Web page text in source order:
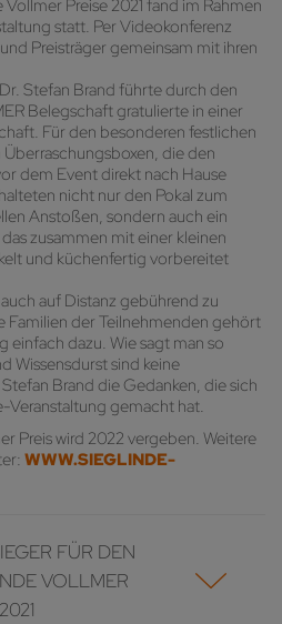
Preise 2021 fand im Rahmen
statt. Per Videokonferenz
Preisträger gemeinsam mit ihren
Stefan Brand führte durch den
Belegschaft gratulierte in einer
Für den besonderen festlichen
die den
dem Event direkt nach Hause
nicht nur den Pokal zum
Anstoßen, sondern auch ein
zusammen mit einer kleinen
und küchenfertig vorbereitet
auf Distanz gebührend zu
Familien der Teilnehmenden gehört
einfach dazu. Wie sagt man so
Wissensdurst sind keine
Brand die Gedanken, die sich
Veranstaltung gemacht hat.
Preis wird 2022 vergeben. Weitere
WWW.SIEGLINDE-
FÜR DEN
VOLLMER